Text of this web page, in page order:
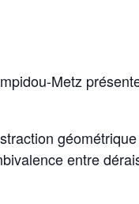
Metz
entre